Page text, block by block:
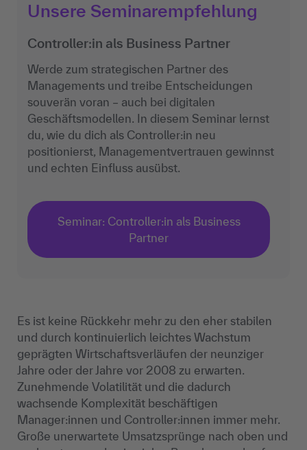
Unsere Seminarempfehlung
Controller:in als Business Partner
Werde zum strategischen Partner des
Managements und treibe Entscheidungen
souverän voran – auch bei digitalen
Geschäftsmodellen. In diesem Seminar lernst
du, wie du dich als Controller:in neu
positionierst, Managementvertrauen gewinnst
und echten Einfluss ausübst.
Seminar: Controller:in als Business
Partner
Es ist keine Rückkehr mehr zu den eher stabilen
und durch kontinuierlich leichtes Wachstum
geprägten Wirtschaftsverläufen der neunziger
Jahre oder der Jahre vor 2008 zu erwarten.
Zunehmende Volatilität und die dadurch
wachsende Komplexität beschäftigen
Manager:innen und Controller:innen immer mehr.
Große unerwartete Umsatzsprünge nach oben und